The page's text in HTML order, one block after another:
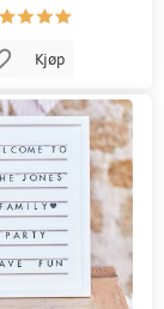
Kjøp